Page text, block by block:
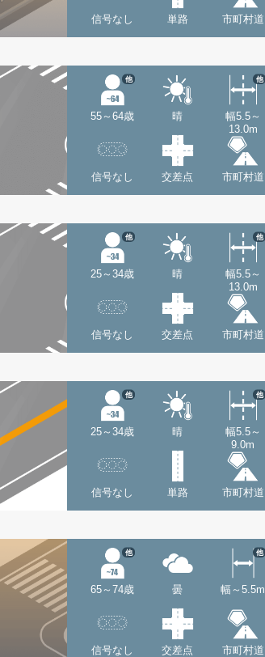
信号なし 単路 市町村道
55～64歳
他
晴
幅5.5～
13.0m
他
信号なし 交差点 市町村道
25～34歳
他
晴
幅5.5～
13.0m
他
信号なし 交差点 市町村道
25～34歳
他
晴
幅5.5～
9.0m
他
信号なし 単路 市町村道
65～74歳
他
曇 幅～5.5m
他
信号なし 交差点 市町村道